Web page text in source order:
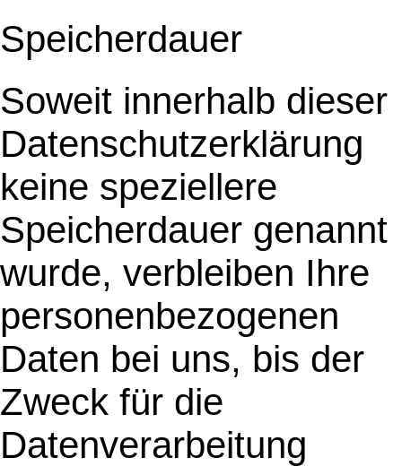
Speicherdauer
Soweit innerhalb dieser
Datenschutzerklärung
keine speziellere
Speicherdauer genannt
wurde, verbleiben Ihre
personenbezogenen
Daten bei uns, bis der
Zweck für die
Datenverarbeitung